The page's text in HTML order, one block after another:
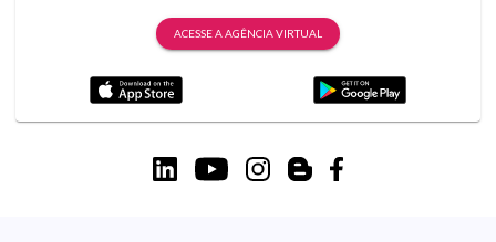
ACESSE A AGÊNCIA VIRTUAL